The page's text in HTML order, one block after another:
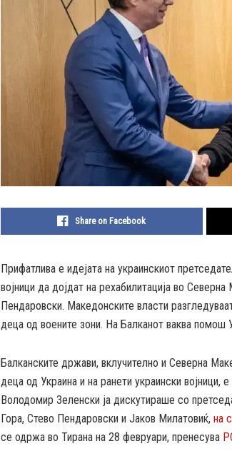
Share on Facebook
Прифатлива е идејата на украинскиот
војници да дојдат на рехабилитација во
Пендаровски. Македонските власти
деца од воените зони. На Балканот ваква помош
Балканските држави, вклучително и Северна
деца од Украина и на ранети украински војници,
Володомир Зеленски ја дискутираше со
Гора, Стево Пендаровски и Јаков Милатовиќ, на
се одржа во Тирана на 28 февруари, пренесува